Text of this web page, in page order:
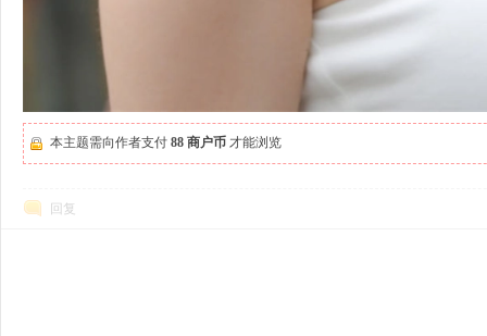
本主题需向作者支付 88 商户币 才能浏览
回复